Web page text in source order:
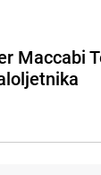
Maccabi